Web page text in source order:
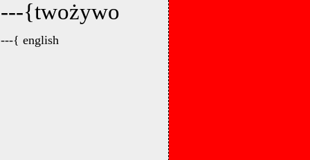
---{twożywo
---{ english